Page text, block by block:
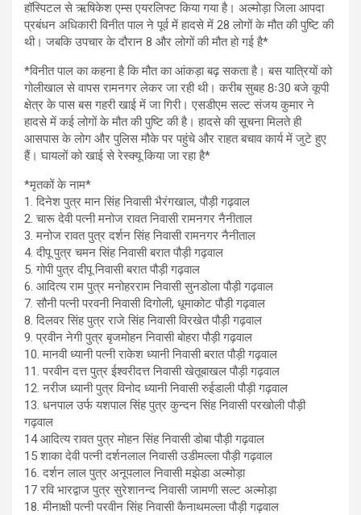
हॉस्पिटल से ऋषिकेश एम्स एयरलिफ्ट किया गया है। अल्मोड़ा जिला आपदा
प्रबंधन अधिकारी विनीत पाल ने पूर्व में हादसे में 28 लोगों के मौत की पुष्टि की
थी। जबकि उपचार के दौरान 8 और लोगों की मौत हो गई है*
*विनीत पाल का कहना है कि मौत का आंकड़ा बढ़ सकता है। बस यात्रियों को
गोलीखाल से वापस रामनगर लेकर जा रही थी। करीब सुबह 8ः30 बजे कूपी
क्षेत्र के पास बस गहरी खाई में जा गिरी। एसडीएम सल्ट संजय कुमार ने
हादसे में कई लोगों के मौत की पुष्टि की है। हादसे की सूचना मिलते ही
आसपास के लोग और पुलिस मौके पर पहुंचे और राहत बचाव कार्य में जुटे हुए
हैं। घायलों को खाई से रेस्क्यू किया जा रहा है*
*मृतकों के नाम*
1. दिनेश पुत्र मान सिंह निवासी भैरंगखाल, पौड़ी गढ़वाल
2. चारू देवी पत्नी मनोज रावत निवासी रामनगर नैनीताल
3. मनोज रावत पुत्र दर्शन सिंह निवासी रामनगर नैनीताल
4. दीपू पुत्र चमन सिंह निवासी बरात पौड़ी गढ़वाल
5. गोपी पुत्र दीपू निवासी बरात पौड़ी गढ़वाल
6. आदित्य राम पुत्र मनोहरराम निवासी सुनडोला पौड़ी गढ़वाल
7. सौनी पत्नी परवनी निवासी दिगोली, धूमाकोट पौड़ी गढ़वाल
8. दिलवर सिंह पुत्र राजे सिंह निवासी विरखेत पौड़ी गढ़वाल
9. प्रवीन नेगी पुत्र बृजमोहन निवासी बोहरा पौड़ी गढ़वाल
10. मानवी ध्यानी पत्नी राकेश ध्यानी निवासी बरात पौड़ी गढ़वाल
11. परवीन दत्त पुत्र ईश्वरीदत्त निवासी खेतूबाखल पौड़ी गढ़वाल
12. नरीज ध्यानी पुत्र विनोद ध्यानी निवासी रुईडाली पौड़ी गढ़वाल
13. धनपाल उर्फ यशपाल सिंह पुत्र कुन्दन सिंह निवासी परखोली पौड़ी
गढ़वाल
14 आदित्य रावत पुत्र मोहन सिंह निवासी डोबा पौड़ी गढ़वाल
15 शाका देवी पत्नी दर्शनलाल निवासी उडीमल्ला पौड़ी गढ़वाल
16. दर्शन लाल पुत्र अनूपलाल निवासी मझेडा अल्मोड़ा
17 रवि भारद्वाज पुत्र सुरेशानन्द निवासी जामणी सल्ट अल्मोड़ा
18. मीनाक्षी पत्नी परवीन सिंह निवासी कैनाथमल्ला पौड़ी गढ़वाल